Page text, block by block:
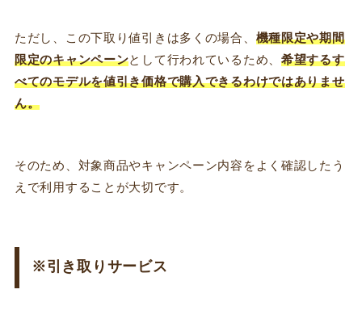
ただし、この下取り値引きは多くの場合、 機種限定や期間
限定のキャンペーンとして行われているため、希望するす
べてのモデルを値引き価格で購入できるわけではありませ
ん。
そのため、対象商品やキャンペーン内容をよく確認したう
えで利用することが大切です。
※引き取りサービス